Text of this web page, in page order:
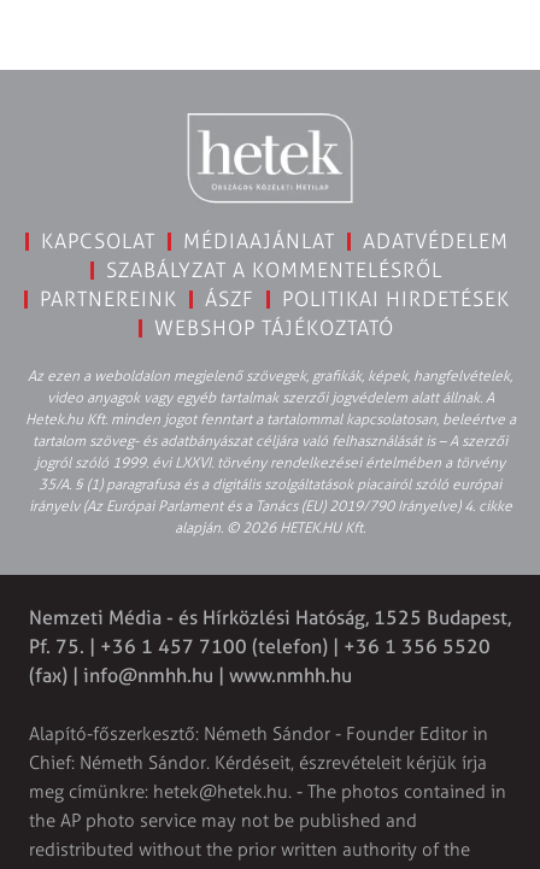
KAPCSOLAT MÉDIAAJÁNLAT
ADATVÉDELEM
SZABÁLYZAT A KOMMENTELÉSRŐL
PARTNEREINK
ÁSZF
POLITIKAI HIRDETÉSEK
WEBSHOP TÁJÉKOZTATÓ
Az ezen a weboldalon megjelenő szövegek, grafikák, képek, hangfelvételek,
video anyagok vagy egyéb tartalmak szerzői jogvédelem alatt állnak. A
Hetek.hu Kft. minden jogot fenntart a tartalommal kapcsolatosan, beleértve a
tartalom szöveg- és adatbányászat céljára való felhasználását is – A szerzői
jogról szóló 1999. évi LXXVI. törvény rendelkezései értelmében a törvény
35/A. § (1) paragrafusa és a digitális szolgáltatások piacairól szóló európai
irányelv (Az Európai Parlament és a Tanács (EU) 2019/790 Irányelve) 4. cikke
alapján. © 2026 HETEK.HU Kft.
Nemzeti Média - és Hírközlési Hatóság, 1525 Budapest,
Pf. 75. | +36 1 457 7100 (telefon) | +36 1 356 5520
(fax) | info@nmhh.hu | www.nmhh.hu
Alapító-főszerkesztő: Németh Sándor - Founder Editor in
Chief: Németh Sándor. Kérdéseit, észrevételeit kérjük írja
meg címünkre: hetek@hetek.hu. - The photos contained in
the AP photo service may not be published and
redistributed without the prior written authority of the